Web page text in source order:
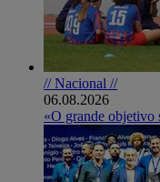
// Nacional //
06.08.2026
«O grande objetivo